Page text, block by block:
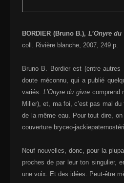
BORDIER (Bruno B.), L’Onyre
coll. Rivière blanche, 2007, 249 p.
Bruno B. Bordier est (entre
doute méconnu, qui a publié
variés. L’Onyre du givre comprend
Miller), et, ma foi, c’est pas mal
de la même eau. Pour tout dire,
couverture bryceo-
Neuf nouvelles, donc, pour la
proches de par leur ton singulier,
une voix. Et des idées. Peut-être